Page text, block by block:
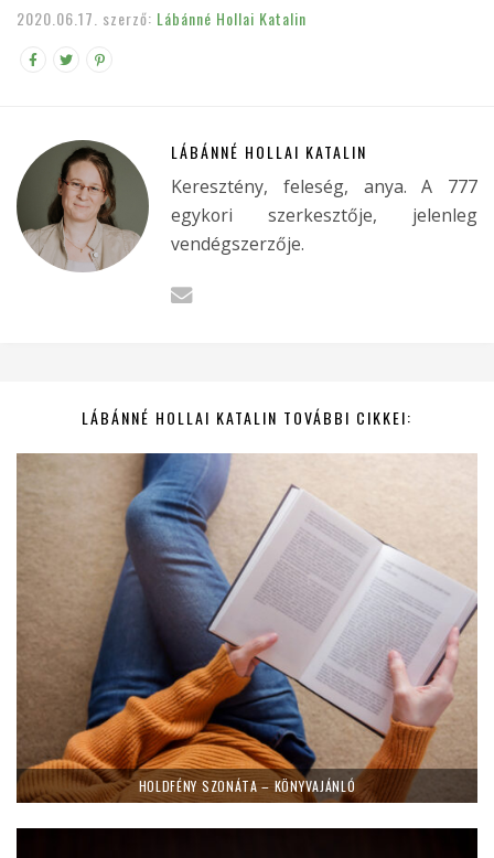
2020.06.17. szerző: Lábánné Hollai Katalin
LÁBÁNNÉ HOLLAI KATALIN
Keresztény, feleség, anya. A 777
egykori szerkesztője, jelenleg
vendégszerzője.
LÁBÁNNÉ HOLLAI KATALIN TOVÁBBI CIKKEI:
HOLDFÉNY SZONÁTA – KÖNYVAJÁNLÓ